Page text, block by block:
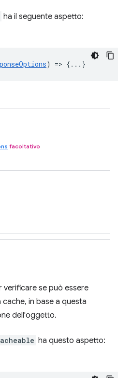
ha il seguente aspetto:
) => {...}
facoltativo
se può essere
in base a questa
dell'oggetto.
ha questo aspetto: